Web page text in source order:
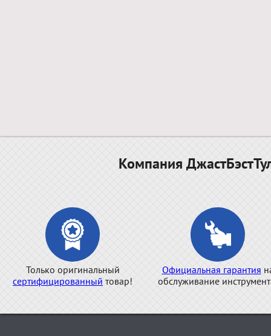
Компания
Только оригинальный
сертифицированный товар!
Официальная гарантия
обслуживание